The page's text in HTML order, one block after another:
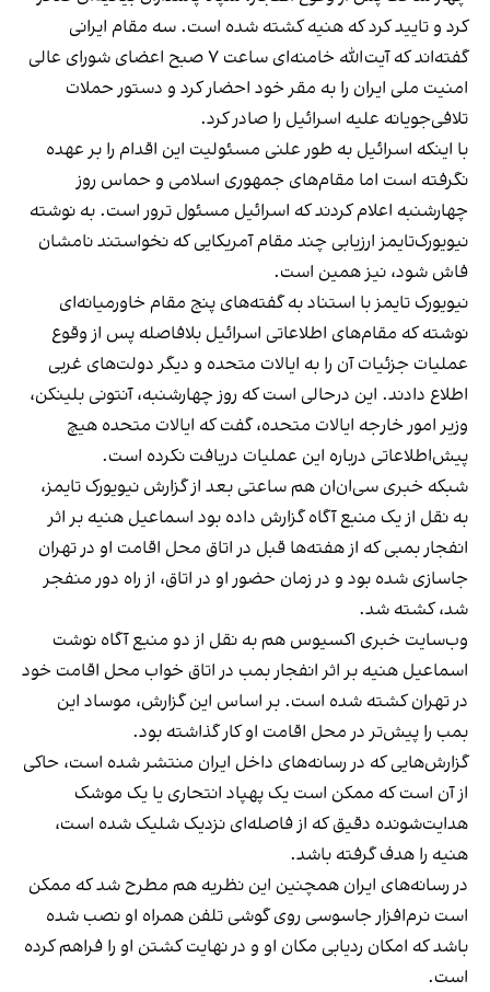
کرد و تایید کرد که هنیه کشته شده است. سه مقام ایرانی
گفته‌اند که آیت‌الله خامنه‌ای ساعت ۷ صبح اعضای شورای عالی
امنیت ملی ایران را به مقر خود احضار کرد و دستور حملات
تلافی‌جویانه علیه اسرائیل را صادر کرد.
با اینکه اسرائيل به طور علنی مسئولیت این اقدام را بر عهده
نگرفته است اما مقام‌های جمهوری اسلامی و حماس روز
چهارشنبه اعلام کردند که اسرائیل مسئول ترور است. به نوشته
نیویورک‌تایمز ارزیابی‌ چند مقام آمریکایی که نخواستند نامشان
فاش شود، نیز همین است.
نیویورک تایمز با استناد به گفته‌های پنج مقام خاورمیانه‌ای
نوشته که مقام‌های اطلاعاتی اسرائیل بلافاصله پس از وقوع
عملیات جزئیات آن را به ایالات متحده و دیگر دولت‌های غربی
اطلاع دادند. این درحالی است که روز چهارشنبه، آنتونی بلینکن،
وزیر امور خارجه ایالات متحده، گفت که ایالات متحده هیچ
پیش‌اطلاعاتی درباره این عملیات دریافت نکرده است.
شبکه خبری سی‌ان‌ان هم ساعتی بعد از گزارش نیویورک تایمز،
به نقل از یک منبع آگاه گزارش داده بود اسماعیل هنیه بر اثر
انفجار بمبی که از هفته‌ها قبل در اتاق محل اقامت او در تهران
جاسازی شده بود و در زمان حضور او در اتاق، از راه دور منفجر
شد، کشته شد.
وب‌سایت خبری اکسیوس هم به نقل از دو منبع آگاه نوشت
اسماعیل هنیه بر اثر انفجار بمب در اتاق خواب محل اقامت خود
در تهران کشته شده است. بر اساس این گزارش، موساد این
بمب را پیش‌تر در محل اقامت او کار گذاشته بود.
گزارش‌هایی که در رسانه‌های داخل ایران منتشر شده است، حاکی
از آن است که ممکن است یک پهپاد انتحاری یا یک موشک
هدایت‌شونده دقیق که از فاصله‌ای نزدیک شلیک شده است،
هنیه را هدف گرفته باشد.
در رسانه‌های ایران همچنین این نظریه هم مطرح شد که ممکن
است نرم‌افزار جاسوسی روی گوشی تلفن همراه او نصب شده
باشد که امکان ردیابی مکان او و در نهایت کشتن او را فراهم کرده
است.